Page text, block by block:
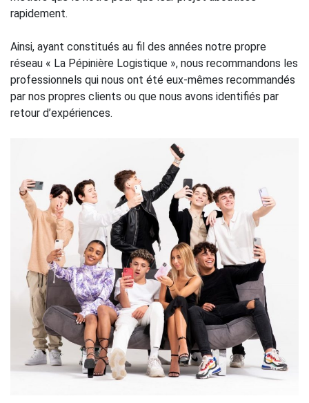
rapidement.
Ainsi, ayant constitués au fil des années notre propre
réseau « La Pépinière Logistique », nous recommandons les
professionnels qui nous ont été eux-mêmes recommandés
par nos propres clients ou que nous avons identifiés par
retour d’expériences.